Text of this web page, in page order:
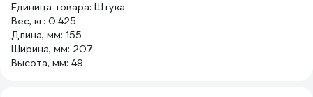
Единица товара: Штука
Вес, кг: 0.425
Длина, мм: 155
Ширина, мм: 207
Высота, мм: 49